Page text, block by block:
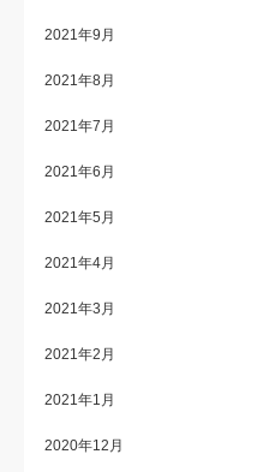
2021年9月
2021年8月
2021年7月
2021年6月
2021年5月
2021年4月
2021年3月
2021年2月
2021年1月
2020年12月